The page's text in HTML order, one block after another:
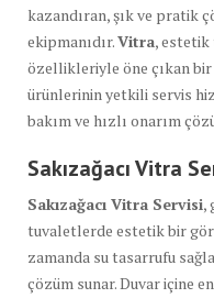
kazandıran, şık ve pratik
ekipmanıdır.Vitra, estetik
özellikleriyle öne çıkan bir
ürünlerinin yetkili servis
bakım ve hızlı onarım
Sakızağacı Vitra
Sakızağacı Vitra Servisi,
tuvaletlerde estetik bir
zamanda su tasarrufu
çözüm sunar. Duvar içine